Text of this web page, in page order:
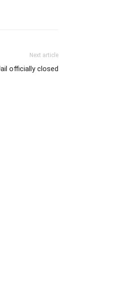
Next article
officially closed